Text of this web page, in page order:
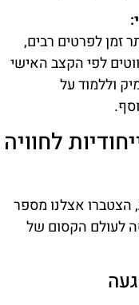
זמן לפרטים רבים,
לפי הקצב האישי
וללמוד על
לחוויה
הצטברו אצלנו מספר
לעולם הקסום של